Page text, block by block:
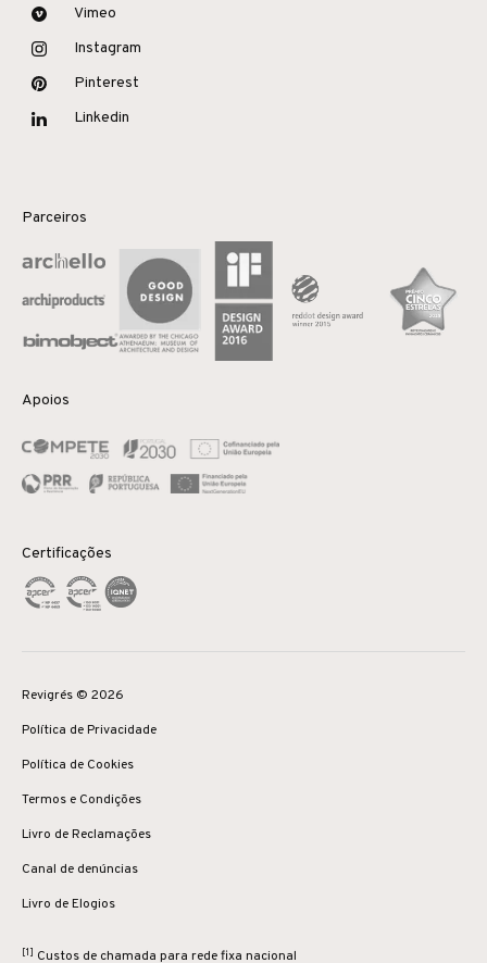
Vimeo
Instagram
Pinterest
Linkedin
Parceiros
Apoios
Certificações
Revigrés © 2026
Política de Privacidade
Política de Cookies
Termos e Condições
Livro de Reclamações
Canal de denúncias
Livro de Elogios
[1] Custos de chamada para rede fixa nacional